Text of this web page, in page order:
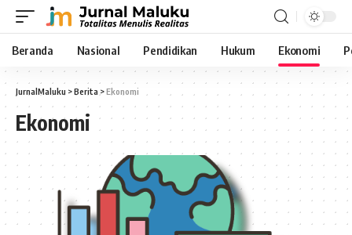
Beranda Nasional Pendidikan Hukum Ekonomi
JurnalMaluku >Berita >Ekonomi
Ekonomi